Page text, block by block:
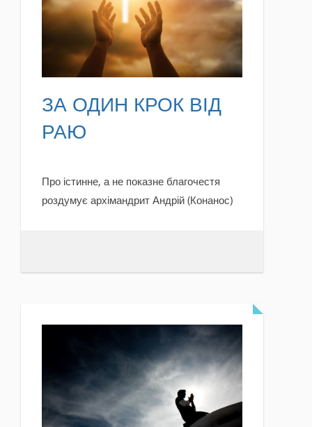
READ MORE
ЗА ОДИН КРОК ВІД
РАЮ
Про істинне, а не показне благочестя
роздумує архімандрит Андрій (Конанос)
READ MORE